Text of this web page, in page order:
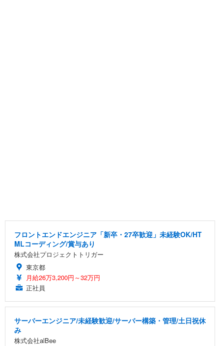
フロントエンドエンジニア「新卒・27卒歓迎」未経験OK/HT
MLコーディング/賞与あり
株式会社プロジェクトトリガー
東京都
月給26万3,200円～32万円
正社員
サーバーエンジニア/未経験歓迎/サーバー構築・管理/土日祝休
み
株式会社alBee